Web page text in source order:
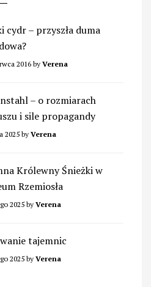
cydr – przyszła duma
2016by Verena
– o rozmiarach
i sile propagandy
2025by Verena
Królewny Śnieżki w
Rzemiosła
2025by Verena
tajemnic
2025by Verena